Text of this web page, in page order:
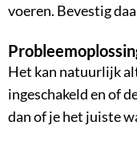
voeren. Bevestig
Het kan natuurlijk
ingeschakeld en of
dan of je het juiste